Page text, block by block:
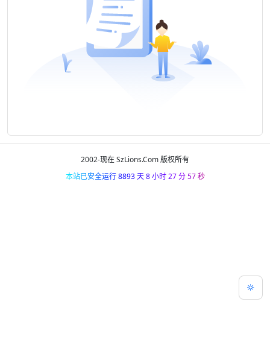
2002-现在 SzLions.Com 版权所有
本站已安全运行 8893 天 8 小时 27 分 57 秒